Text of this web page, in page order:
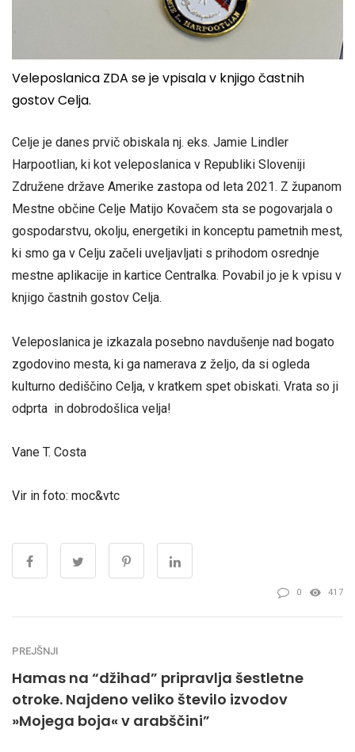
Veleposlanica ZDA se je vpisala v knjigo častnih
gostov Celja.
Celje je danes prvič obiskala nj. eks. Jamie Lindler
Harpootlian, ki kot veleposlanica v Republiki Sloveniji
Združene države Amerike zastopa od leta 2021. Z županom
Mestne občine Celje Matijo Kovačem sta se pogovarjala o
gospodarstvu, okolju, energetiki in konceptu pametnih mest,
ki smo ga v Celju začeli uveljavljati s prihodom osrednje
mestne aplikacije in kartice Centralka. Povabil jo je k vpisu v
knjigo častnih gostov Celja.
Veleposlanica je izkazala posebno navdušenje nad bogato
zgodovino mesta, ki ga namerava z željo, da si ogleda
kulturno dediščino Celja, v kratkem spet obiskati. Vrata so ji
odprta in dobrodošlica velja!
Vane T. Costa
Vir in foto: moc&vtc
0 417
PREJŠNJI
Hamas na “džihad” pripravlja šestletne
otroke. Najdeno veliko število izvodov
»Mojega boja« v arabščini”